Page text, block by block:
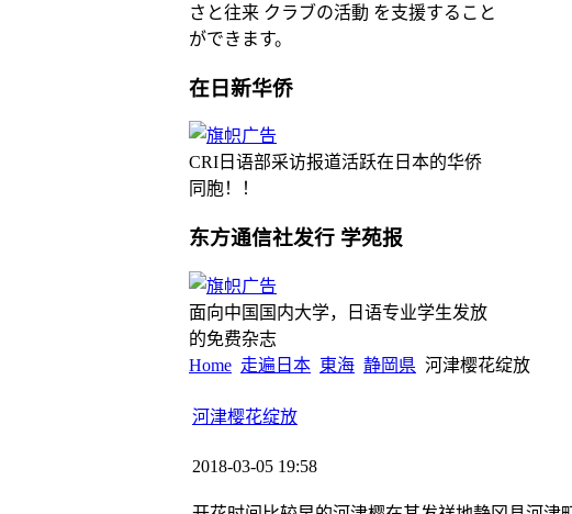
さと往来 クラブの活動 を支援すること
ができます。
在日新华侨
CRI日语部采访报道活跃在日本的华侨
同胞！！
东方通信社发行 学苑报
面向中国国内大学，日语专业学生发放
的免费杂志
Home 走遍日本 東海 静岡県 河津樱花绽放
河津樱花绽放
2018-03-05 19:58